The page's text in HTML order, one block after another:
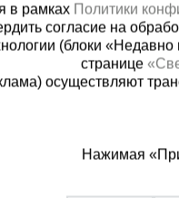
8 (800)
Заказать звонок
в рамках Политики
согласие на
(блоки
странице
осуществляют
Нажимая